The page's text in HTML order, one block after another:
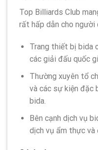
Top Billiards Club
rất hấp dẫn cho người
Trang thiết bị bida
các giải đấu quốc
Thường xuyên tổ
và các sự kiện đặc
bida.
Bên cạnh dịch vụ
dịch vụ ẩm thực và